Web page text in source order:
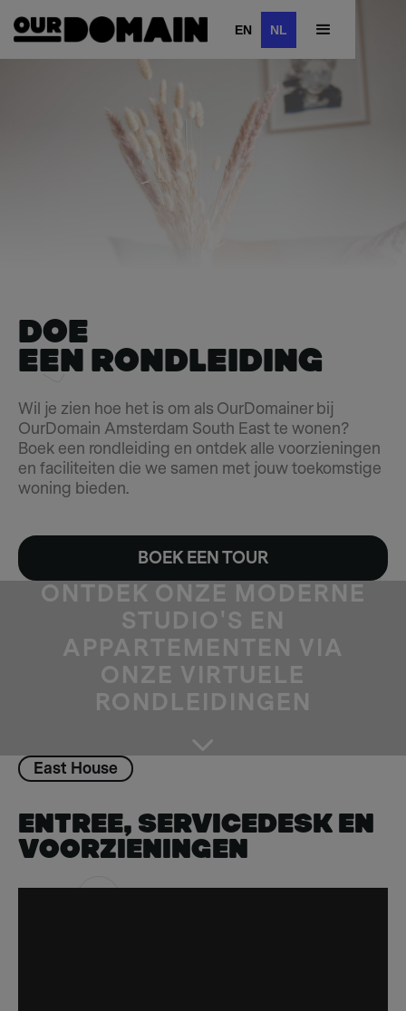
EN NL
DOE
EEN RONDLEIDING
Wil je zien hoe het is om als OurDomainer bij
OurDomain Amsterdam South East te wonen?
Boek een rondleiding en ontdek alle voorzieningen
en faciliteiten die we samen met jouw toekomstige
woning bieden.
BOEK EEN TOUR
ONTDEK ONZE MODERNE
STUDIO'S EN
APPARTEMENTEN VIA
ONZE VIRTUELE
RONDLEIDINGEN
East House
ENTREE, SERVICEDESK EN
VOORZIENINGEN